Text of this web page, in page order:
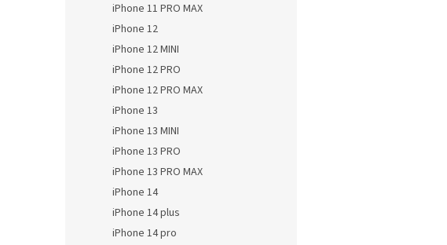
iPhone 11 PRO MAX
iPhone 12
iPhone 12 MINI
iPhone 12 PRO
iPhone 12 PRO MAX
iPhone 13
iPhone 13 MINI
iPhone 13 PRO
iPhone 13 PRO MAX
iPhone 14
iPhone 14 plus
iPhone 14 pro